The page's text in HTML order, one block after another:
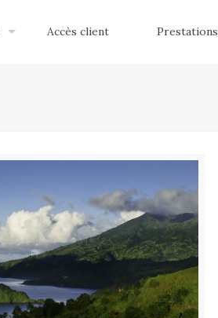
Accès client Prestations